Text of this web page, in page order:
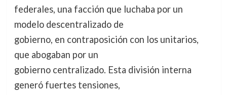
federales, una facción que luchaba por un
modelo descentralizado de
gobierno, en contraposición con los unitarios,
que abogaban por un
gobierno centralizado. Esta división interna
generó fuertes tensiones,